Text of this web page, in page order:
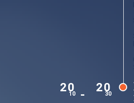
20
10 -
20
30